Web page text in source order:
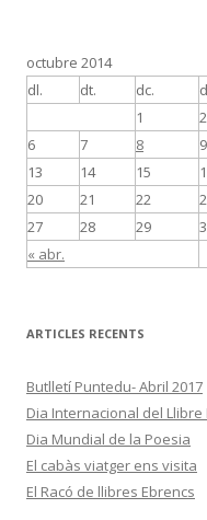
octubre 2014
dl.
dt. dc.
« abr.
1 2
6
7 8 9
13
14 15
20
21 22
27
28 29
ARTICLES RECENTS
Butlletí Puntedu- Abril 2017
Dia Internacional del
Dia Mundial de la Poesia
El cabàs viatger ens visita
El Racó de llibres Ebrencs